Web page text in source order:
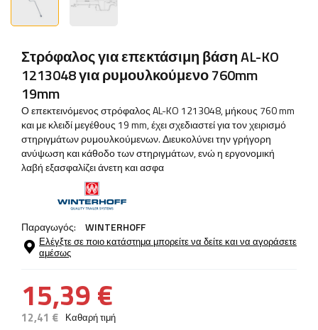
Στρόφαλος για επεκτάσιμη βάση AL-KO
1213048 για ρυμουλκούμενο 760mm
19mm
Ο επεκτεινόμενος στρόφαλος AL-KO 1213048, μήκους 760 mm
και με κλειδί μεγέθους 19 mm, έχει σχεδιαστεί για τον χειρισμό
στηριγμάτων ρυμουλκούμενων. Διευκολύνει την γρήγορη
ανύψωση και κάθοδο των στηριγμάτων, ενώ η εργονομική
λαβή εξασφαλίζει άνετη και ασφα
Παραγωγός: WINTERHOFF
Ελέγξτε σε ποιο κατάστημα μπορείτε να δείτε και να αγοράσετε
αμέσως
15,39 €
12,41 € Καθαρή τιμή